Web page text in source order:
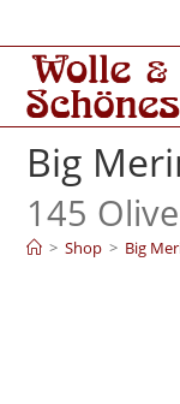
Big
145 Olive
> Shop > Big